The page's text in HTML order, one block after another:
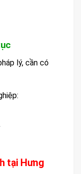
lý, cần có
tại Hưng